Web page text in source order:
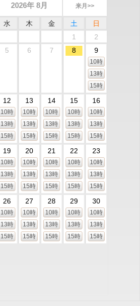
2026年 8月 来月>>
水 木 金 土
日
1
2
5 6 7 8 9
10時
13時
15時
12
10時
13時
15時
13
10時
13時
15時
14
10時
13時
15時
15
10時
13時
15時
16
10時
13時
15時
19
10時
13時
15時
20
10時
13時
15時
21
10時
13時
15時
22
10時
13時
15時
23
10時
13時
15時
26
10時
13時
15時
27
10時
13時
15時
28
10時
13時
15時
29
10時
13時
15時
30
10時
13時
15時